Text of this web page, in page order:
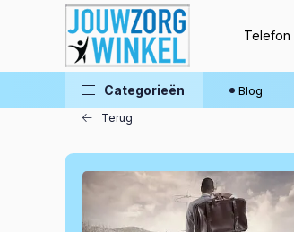
Telefon
Categorieën Blog
Terug